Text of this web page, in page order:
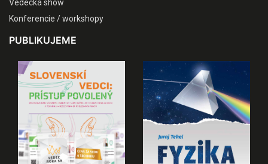
Vedecká show
Konferencie / workshopy
PUBLIKUJEME